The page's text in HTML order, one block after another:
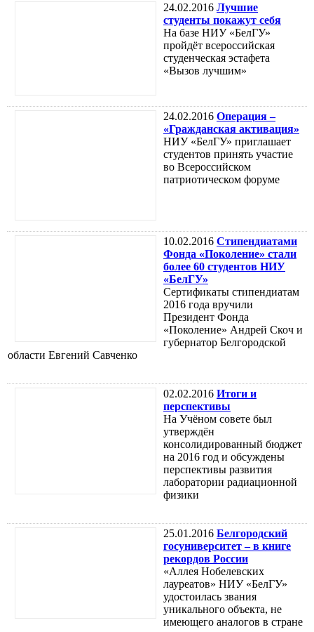
24.02.2016 Лучшие
студенты покажут себя
На базе НИУ «БелГУ»
пройдёт всероссийская
студенческая эстафета
«Вызов лучшим»
24.02.2016 Операция –
«Гражданская активация»
НИУ «БелГУ» приглашает
студентов принять участие
во Всероссийском
патриотическом форуме
10.02.2016 Стипендиатами
Фонда «Поколение» стали
более 60 студентов НИУ
«БелГУ»
Сертификаты стипендиатам
2016 года вручили
Президент Фонда
«Поколение» Андрей Скоч и
губернатор Белгородской
области Евгений Савченко
02.02.2016 Итоги и
перспективы
На Учёном совете был
утверждён
консолидированный бюджет
на 2016 год и обсуждены
перспективы развития
лаборатории радиационной
физики
25.01.2016 Белгородский
госуниверситет – в книге
рекордов России
«Аллея Нобелевских
лауреатов» НИУ «БелГУ»
удостоилась звания
уникального объекта, не
имеющего аналогов в стране